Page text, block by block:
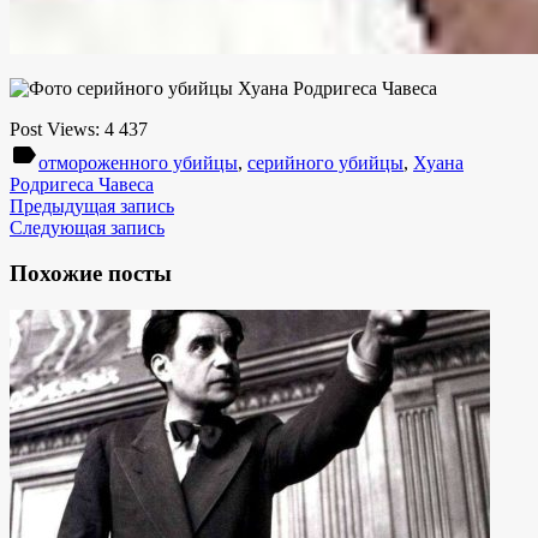
Post Views: 4 437
labelотмороженного убийцы, серийного убийцы, Хуана
Родригеса Чавеса
Предыдущая запись
Следующая запись
Похожие посты